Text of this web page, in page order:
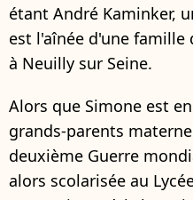
étant André Kaminker,
est l'aînée d'une
à Neuilly sur Seine.
Alors que Simone est
grands-parents
deuxième Guerre
alors scolarisée au